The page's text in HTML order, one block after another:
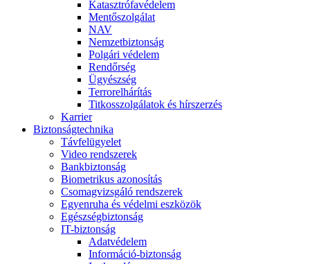
Katasztrófavédelem
Mentőszolgálat
NAV
Nemzetbiztonság
Polgári védelem
Rendőrség
Ügyészség
Terrorelhárítás
Titkosszolgálatok és hírszerzés
Karrier
Biztonságtechnika
Távfelügyelet
Video rendszerek
Bankbiztonság
Biometrikus azonosítás
Csomagvizsgáló rendszerek
Egyenruha és védelmi eszközök
Egészségbiztonság
IT-biztonság
Adatvédelem
Információ-biztonság